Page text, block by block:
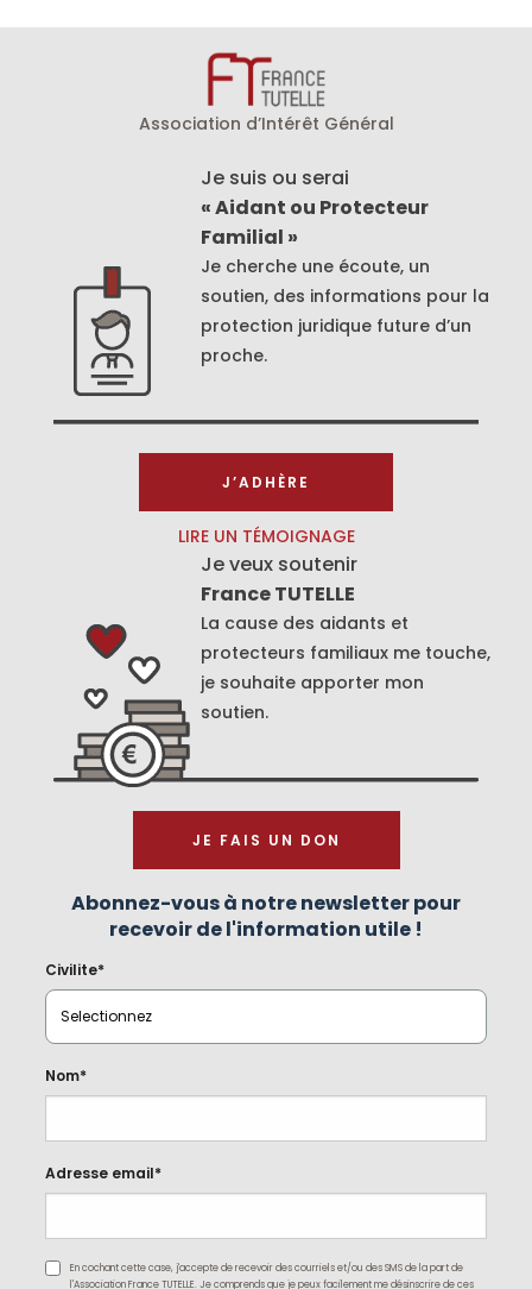
Association d’Intérêt Général
Je suis ou serai
« Aidant ou Protecteur
Familial »
Je cherche une écoute, un
soutien, des informations pour la
protection juridique future d’un
proche.
J’ADHÈRE
LIRE UN TÉMOIGNAGE
Je veux soutenir
France TUTELLE
La cause des aidants et
protecteurs familiaux me touche,
je souhaite apporter mon
soutien.
JE FAIS UN DON
Abonnez-vous à notre newsletter pour
recevoir de l'information utile !
Civilite*
Nom*
Adresse email*
En cochant cette case, j'accepte de recevoir des courriels et/ou des SMS de la part de
l'Association France TUTELLE. Je comprends que je peux facilement me désinscrire de ces